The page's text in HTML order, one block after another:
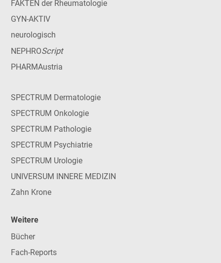
FAKTEN der Rheumatologie
GYN-AKTIV
neurologisch
NEPHROScript
PHARMAustria
SPECTRUM Dermatologie
SPECTRUM Onkologie
SPECTRUM Pathologie
SPECTRUM Psychiatrie
SPECTRUM Urologie
UNIVERSUM INNERE MEDIZIN
Zahn Krone
Weitere
Bücher
Fach-Reports